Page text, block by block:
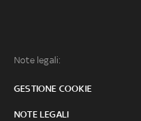
Note legali:
GESTIONE COOKIE
NOTE LEGALI